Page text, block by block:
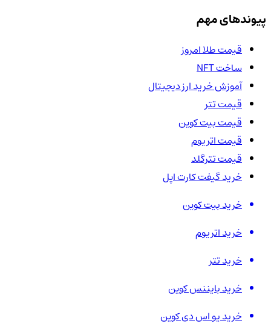
پیوندهای مهم
قیمت طلا امروز
ساخت NFT
آموزش خرید ارز دیجیتال
قیمت تتر
قیمت بیت کوین
قیمت اتریوم
قیمت تترگلد
خرید گیفت کارت اپل
خرید بیت کوین
خرید اتریوم
خرید تتر
خرید بایننس کوین
خرید یو اس دی کوین